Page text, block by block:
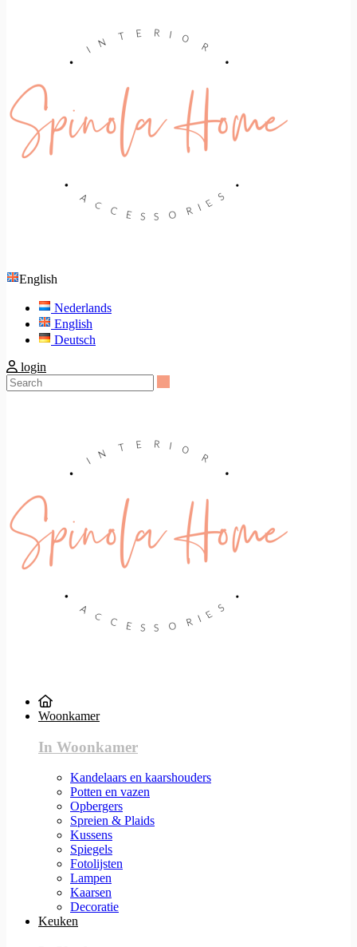
English
Nederlands
English
Deutsch
login
Woonkamer
In Woonkamer
Kandelaars en kaarshouders
Potten en vazen
Opbergers
Spreien & Plaids
Kussens
Spiegels
Fotolijsten
Lampen
Kaarsen
Decoratie
Keuken